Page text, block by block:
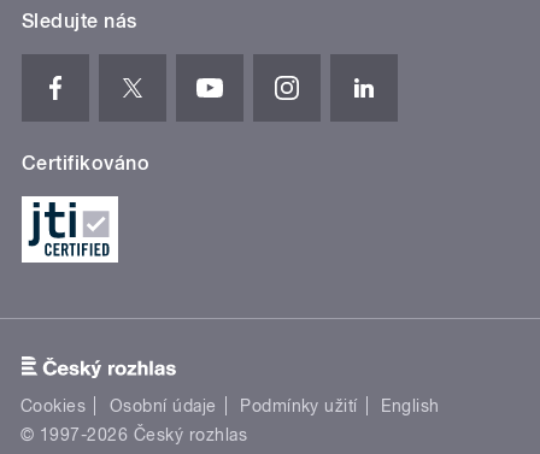
Sledujte nás
Certifikováno
Cookies Osobní údaje Podmínky užití
English
© 1997-2026 Český rozhlas